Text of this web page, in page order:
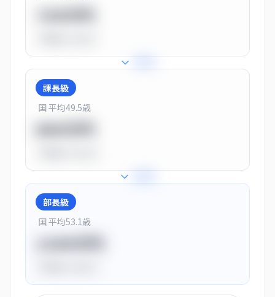
課長級
国 平均49.5歳
部長級
国 平均53.1歳